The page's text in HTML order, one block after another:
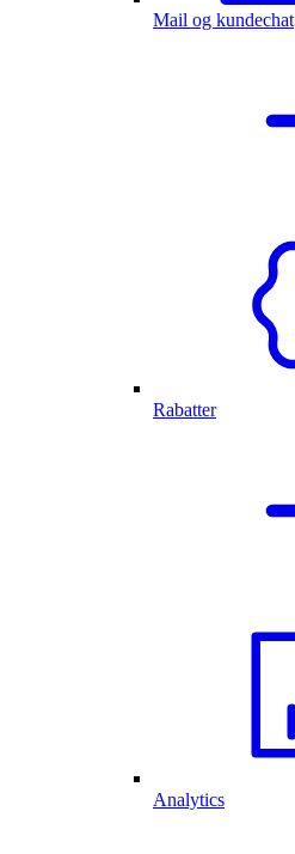
Mail og kundechat
Rabatter
Analytics